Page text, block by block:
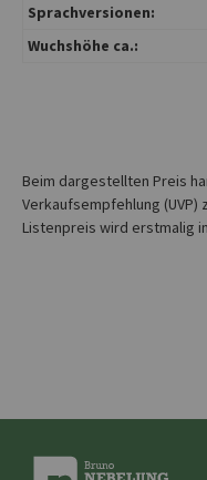
Sprachversionen:
Wuchshöhe ca.:
Beim dargestellten Preis
Verkaufsempfehlung
Listenpreis wird erstmalig